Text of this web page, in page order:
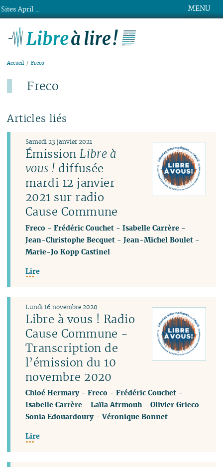
MENU
Accueil Freco
Freco
Articles liés
ÉmissionLibre à
vous ! diffusée
mardi 12 janvier
2021 sur radio
Cause Commune
Samedi 23 janvier 2021
Freco -Frédéric Couchet -Isabelle Carrère -
Jean-Christophe Becquet -Jean-Michel Boulet -
Marie-Jo Kopp Castinel
Lire
Libre à vous ! Radio
Cause Commune -
Transcription de
l’émission du 10
novembre 2020
Lundi 16 novembre 2020
Chloé Hermary-Freco -Frédéric Couchet -
Isabelle Carrère -Laïla Atrmouh-Olivier Grieco -
Sonia Edouardoury-Véronique Bonnet
Lire
Sites April ...